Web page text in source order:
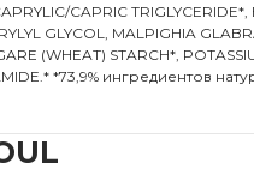
CAPRIC TRIGLYCERIDE*,
GLYCOL, MALPIGHIA
(WHEAT) STARCH*,
AMIDE.* *73,9% ингредиентов